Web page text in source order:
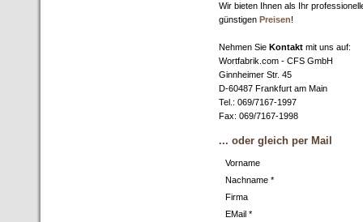
Wir bieten Ihnen als Ihr
günstigen Preisen!
Nehmen Sie Kontakt mit uns auf:
Wortfabrik.com - CFS GmbH
Ginnheimer Str. 45
D-60487 Frankfurt am Main
Tel.: 069/7167-1997
Fax: 069/7167-1998
... oder gleich per Mail
Vorname
Nachname *
Firma
EMail *